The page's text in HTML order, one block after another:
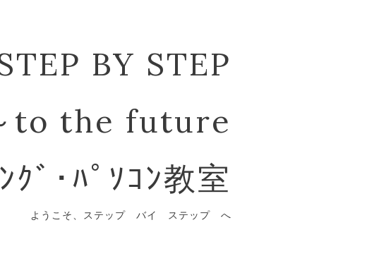
BY STEP
to the future
ｸﾞ･ﾊﾟｿｺﾝ教室
ようこそ、ステップ バイ ステップ へ